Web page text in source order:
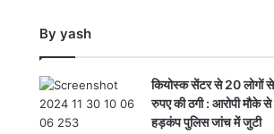
By yash
कियोस्क सेंटर से 20 लोगों
रुपए की ठगी : आरोपी मौके
हड़कंप पुलिस जांच में जुटी